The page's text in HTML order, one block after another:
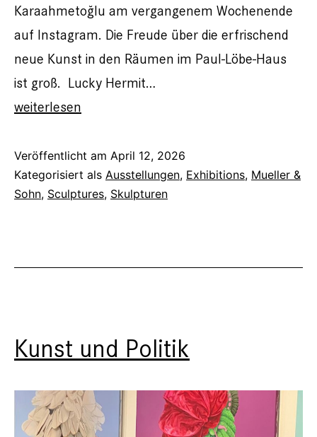
Karaahmetoğlu am vergangenem Wochenende
auf Instagram. Die Freude über die erfrischend
neue Kunst in den Räumen im Paul-Löbe-Haus
ist groß. Lucky Hermit…
Lucky
in
Berlin
weiterlesen
Veröffentlicht am April 12, 2026
Kategorisiert als Ausstellungen, Exhibitions, Mueller &
Sohn, Sculptures, Skulpturen
Kunst und Politik